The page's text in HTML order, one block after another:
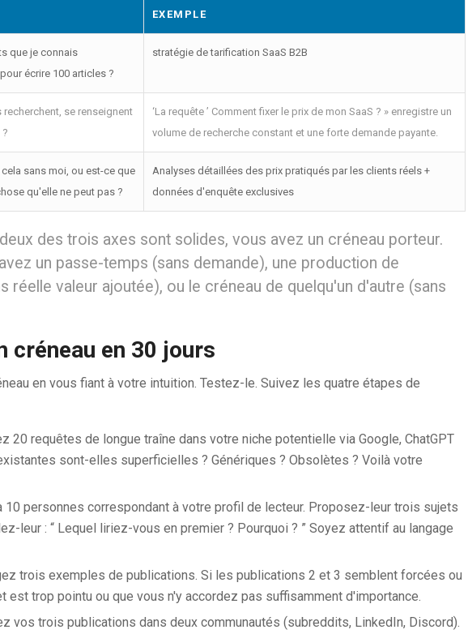
EXEMPLE
que je connais
écrire 100 articles ?
stratégie de tarification SaaS B2B
recherchent, se renseignent
‘La requête ’ Comment fixer le prix de mon SaaS ? » enregistre un
volume de recherche constant et une forte demande payante.
sans moi, ou est-ce que
qu'elle ne peut pas ?
Analyses détaillées des prix pratiqués par les clients réels +
données d'enquête exclusives
des trois axes sont solides, vous avez un créneau porteur.
un passe-temps (sans demande), une production de
réelle valeur ajoutée), ou le créneau de quelqu'un d'autre (sans
créneau en 30 jours
en vous fiant à votre intuition. Testez-le. Suivez les quatre étapes de
20 requêtes de longue traîne dans votre niche potentielle via Google, ChatGPT
sont-elles superficielles ? Génériques ? Obsolètes ? Voilà votre
10 personnes correspondant à votre profil de lecteur. Proposez-leur trois sujets
leur : “ Lequel liriez-vous en premier ? Pourquoi ? ” Soyez attentif au langage
trois exemples de publications. Si les publications 2 et 3 semblent forcées ou
est trop pointu ou que vous n'y accordez pas suffisamment d'importance.
vos trois publications dans deux communautés (subreddits, LinkedIn, Discord).